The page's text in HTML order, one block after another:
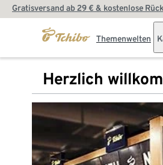
Gratisversand ab 29 € & kostenlose
Themenwelten
Herzlich